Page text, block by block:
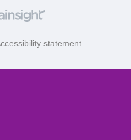
statement